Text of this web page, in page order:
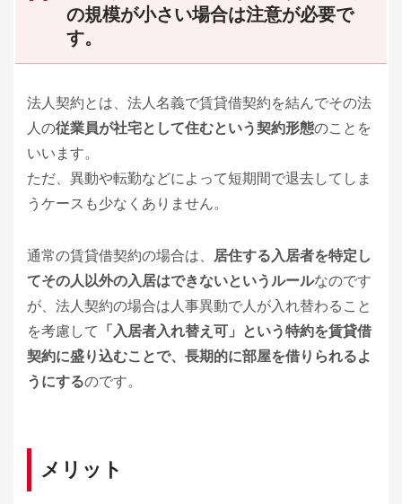
の規模が小さい場合は注意が必要で
す。
法人契約とは、法人名義で賃貸借契約を結んでその法
人の従業員が社宅として住むという契約形態のことを
いいます。
ただ、異動や転勤などによって短期間で退去してしま
うケースも少なくありません。
通常の賃貸借契約の場合は、
居住する入居者を特定し
てその人以外の入居はできないというルールなのです
が、法人契約の場合は人事異動で人が入れ替わること
を考慮して
「入居者入れ替え可」という特約を賃貸借
契約に盛り込むことで、長期的に部屋を借りられるよ
うにするのです。
メリット